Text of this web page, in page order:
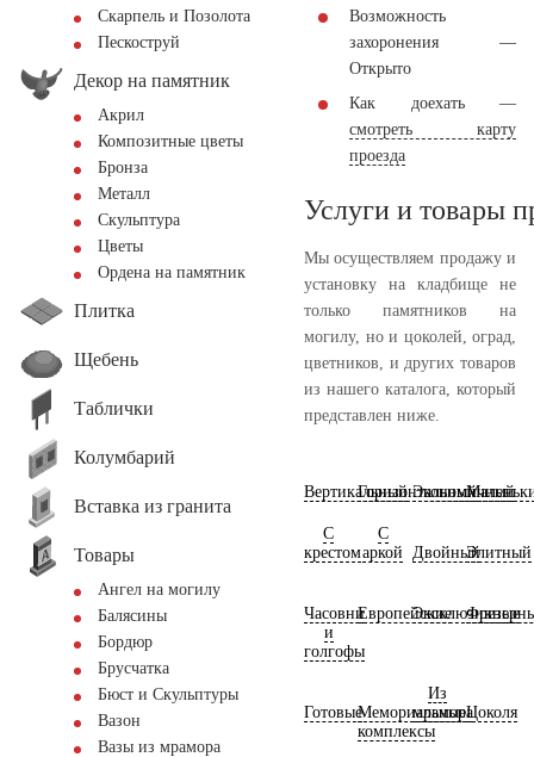
Скарпель и Позолота
Пескоструй
Декор на памятник
Акрил
Композитные цветы
Бронза
Металл
Скульптура
Цветы
Ордена на памятник
Плитка
Щебень
Таблички
Колумбарий
Вставка из гранита
Товары
Ангел на могилу
Балясины
Бордюр
Брусчатка
Бюст и Скульптуры
Вазон
Вазы из мрамора
Возможность
захоронения —
Открыто
Как доехать —
смотреть карту
проезда
Услуги и товары
Мы осуществляем продажу и
установку на кладбище не
только памятников на
могилу, но и цоколей, оград,
цветников, и других товаров
из нашего каталога, который
представлен ниже.
ВертикальныйГоризонтальный
Экономичный
С
крестом
С
аркой
ДвойныйЭлитный
Часовни
и
голгофы
ЕвропейскиеЭксклюзивные
ГотовыеМемориальные
комплексы
Из
мрамораЦоколя